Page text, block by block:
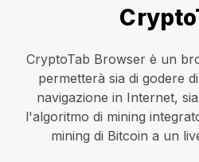
CryptoTab Browser è un
permetterà sia di godere
navigazione in Internet,
l'algoritmo di mining
mining di Bitcoin a un